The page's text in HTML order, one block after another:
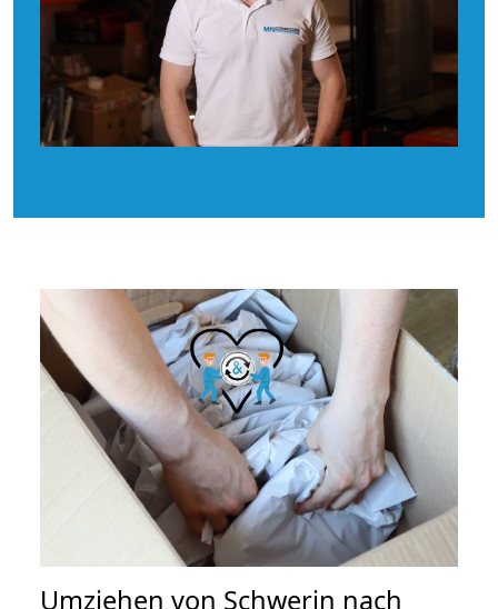
Umziehen von Schwerin nach